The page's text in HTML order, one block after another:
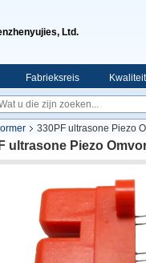
Ltd.
Fabrieksreis
330PF ultrasone Piezo
ultrasone Piezo